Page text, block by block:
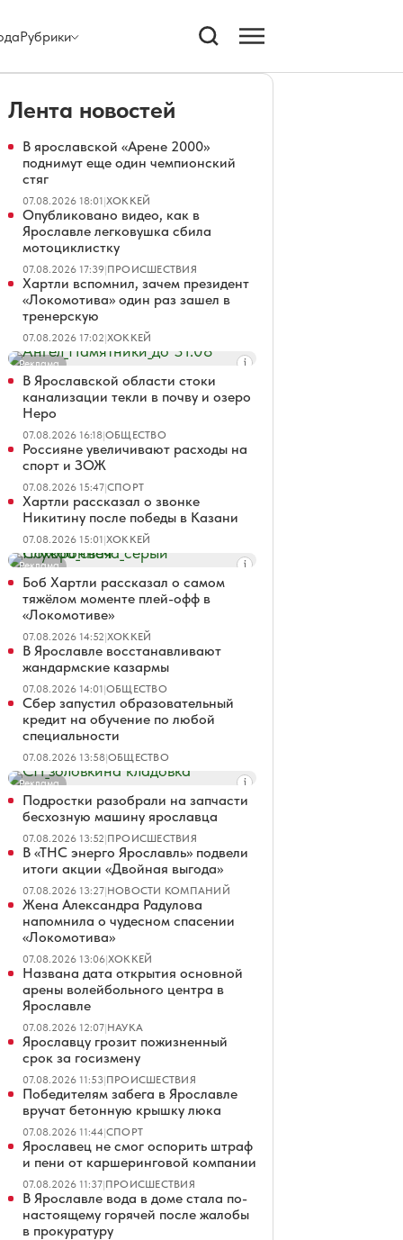
Рубрики
Лента новостей
В ярославской «Арене 2000»
поднимут еще один чемпионский
стяг
07.08.2026 18:01|ХОККЕЙ
Опубликовано видео, как в
Ярославле легковушка сбила
мотоциклистку
07.08.2026 17:39|ПРОИСШЕСТВИЯ
Хартли вспомнил, зачем президент
«Локомотива» один раз зашел в
тренерскую
07.08.2026 17:02|ХОККЕЙ
Реклама
В Ярославской области стоки
канализации текли в почву и озеро
Неро
07.08.2026 16:18|ОБЩЕСТВО
Россияне увеличивают расходы на
спорт и ЗОЖ
07.08.2026 15:47|СПОРТ
Хартли рассказал о звонке
Никитину после победы в Казани
07.08.2026 15:01|ХОККЕЙ
Реклама
Боб Хартли рассказал о самом
тяжёлом моменте плей-офф в
«Локомотиве»
07.08.2026 14:52|ХОККЕЙ
В Ярославле восстанавливают
жандармские казармы
07.08.2026 14:01|ОБЩЕСТВО
Сбер запустил образовательный
кредит на обучение по любой
специальности
07.08.2026 13:58|ОБЩЕСТВО
Реклама
Подростки разобрали на запчасти
бесхозную машину ярославца
07.08.2026 13:52|ПРОИСШЕСТВИЯ
В «ТНС энерго Ярославль» подвели
итоги акции «Двойная выгода»
07.08.2026 13:27|НОВОСТИ КОМПАНИЙ
Жена Александра Радулова
напомнила о чудесном спасении
«Локомотива»
07.08.2026 13:06|ХОККЕЙ
Названа дата открытия основной
арены волейбольного центра в
Ярославле
07.08.2026 12:07|НАУКА
Ярославцу грозит пожизненный
срок за госизмену
07.08.2026 11:53|ПРОИСШЕСТВИЯ
Победителям забега в Ярославле
вручат бетонную крышку люка
07.08.2026 11:44|СПОРТ
Ярославец не смог оспорить штраф
и пени от каршеринговой компании
07.08.2026 11:37|ПРОИСШЕСТВИЯ
В Ярославле вода в доме стала по-
настоящему горячей после жалобы
в прокуратуру